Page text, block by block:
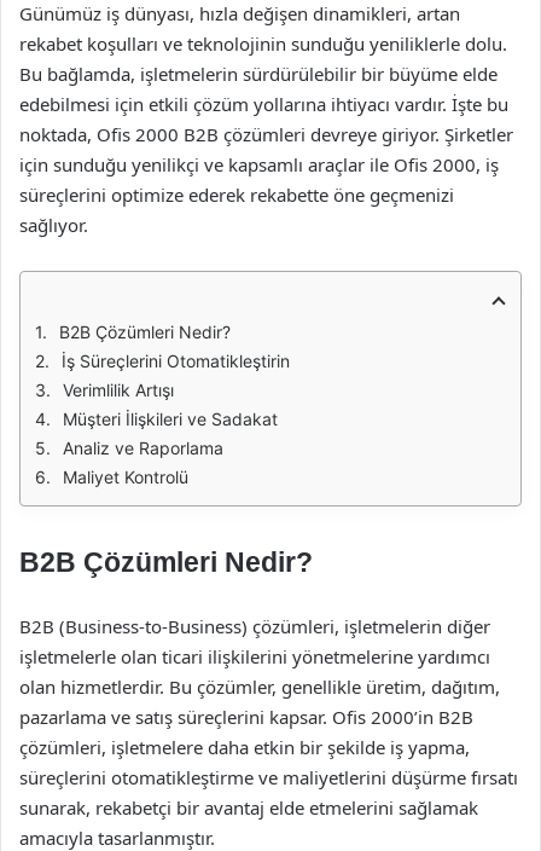
Günümüz iş dünyası, hızla değişen dinamikleri, artan
rekabet koşulları ve teknolojinin sunduğu yeniliklerle dolu.
Bu bağlamda, işletmelerin sürdürülebilir bir büyüme elde
edebilmesi için etkili çözüm yollarına ihtiyacı vardır. İşte bu
noktada, Ofis 2000 B2B çözümleri devreye giriyor. Şirketler
için sunduğu yenilikçi ve kapsamlı araçlar ile Ofis 2000, iş
süreçlerini optimize ederek rekabette öne geçmenizi
sağlıyor.
B2B Çözümleri Nedir?
İş Süreçlerini Otomatikleştirin
Verimlilik Artışı
Müşteri İlişkileri ve Sadakat
Analiz ve Raporlama
Maliyet Kontrolü
B2B Çözümleri Nedir?
B2B (Business-to-Business) çözümleri, işletmelerin diğer
işletmelerle olan ticari ilişkilerini yönetmelerine yardımcı
olan hizmetlerdir. Bu çözümler, genellikle üretim, dağıtım,
pazarlama ve satış süreçlerini kapsar. Ofis 2000’in B2B
çözümleri, işletmelere daha etkin bir şekilde iş yapma,
süreçlerini otomatikleştirme ve maliyetlerini düşürme fırsatı
sunarak, rekabetçi bir avantaj elde etmelerini sağlamak
amacıyla tasarlanmıştır.